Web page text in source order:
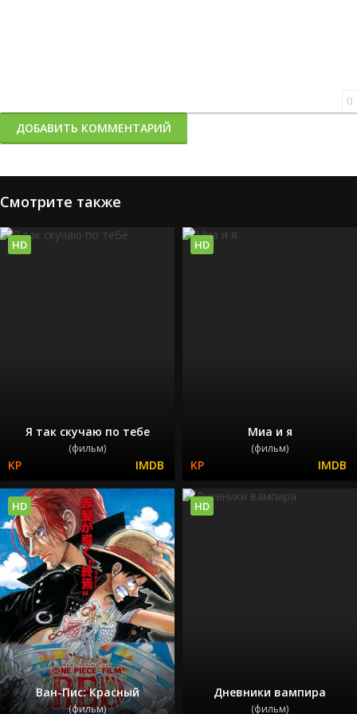
0
ДОБАВИТЬ КОММЕНТАРИЙ
Смотрите также
Я так скучаю по тебе
(фильм)
HD
Миа и я
(фильм)
HD
Ван-Пис: Красный
(фильм)
HD
Дневники вампира
(фильм)
HD